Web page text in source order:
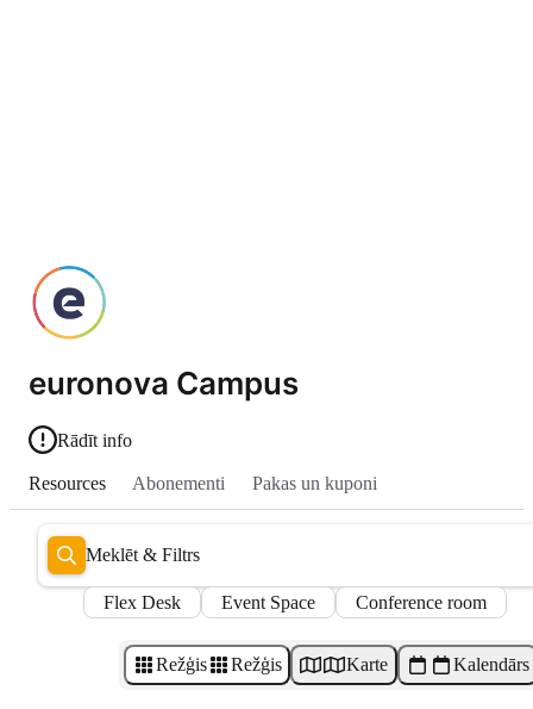
euronova Campus
Rādīt info
Resources Abonementi Pakas un kuponi
Meklēt & Filtrs
Flex Desk Event Space Conference room
Režģis Režģis Karte Kalendārs